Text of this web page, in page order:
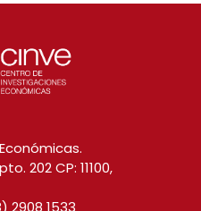
202 CP: 11100,
2908 1533